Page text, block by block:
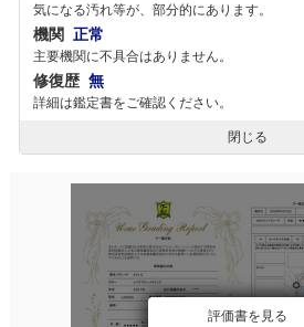
気になる汚れ等が、部分的にあります。
機関 正常
主要機関に不具合はありません。
修復歴 無
詳細は鑑定書をご確認ください。
閉じる
評価書を見る